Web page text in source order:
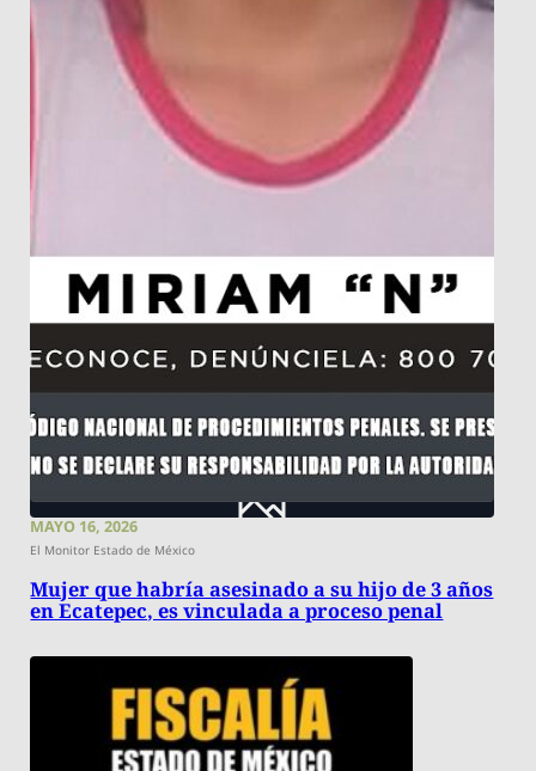
MAYO 16, 2026
El Monitor Estado de México
Mujer que habría asesinado a su hijo de 3 años
en Ecatepec, es vinculada a proceso penal